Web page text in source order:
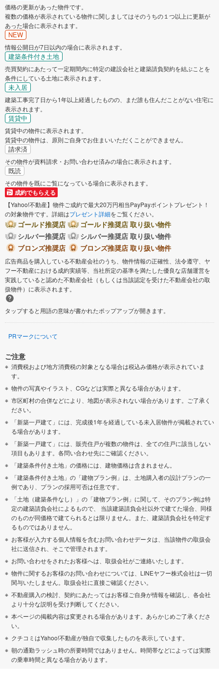
価格の更新があった物件です。
複数の価格が表示されている物件に関しましてはそのうちの１つ以上に更新が
あった場合に表示されます。
NEW
情報公開日が7日以内の場合に表示されます。
建築条件付き土地
売買契約にあたって一定期間内に特定の建設会社と建築請負契約を結ぶことを
条件にしている土地に表示されます。
未入居
建築工事完了日から1年以上経過したものの、まだ誰も住んだことがない住宅に
表示されます。
賃貸中
賃貸中の物件に表示されます。
賃貸中の物件は、原則ご自身でお住まいいただくことができません。
請求済
その物件が資料請求・お問い合わせ済みの場合に表示されます。
既読
その物件を既にご覧になっている場合に表示されます。
成約でもらえる
【Yahoo!不動産】物件ご成約で最大20万円相当PayPayポイントプレゼント！
の対象物件です。詳細はプレゼント詳細をご覧ください。
ゴールド推奨店
ゴールド推奨店 取り扱い物件
シルバー推奨店
シルバー推奨店 取り扱い物件
ブロンズ推奨店
ブロンズ推奨店 取り扱い物件
広告商品を購入している不動産会社のうち、物件情報の正確性、法令遵守、ヤ
フー不動産における成約実績等、当社所定の基準を満たした優良な店舗運営を
実践していると認めた不動産会社（もしくは当該認定を受けた不動産会社の取
扱物件）に表示されます。
タップすると用語の意味が書かれたポップアップが開きます。
PRマークについて
ご注意
消費税および地方消費税の対象となる場合は税込み価格が表示されていま
す。
物件の写真やイラスト、CGなどは実際と異なる場合があります。
市区町村の合併などにより、地図が表示されない場合があります。ご了承く
ださい。
「新築一戸建て」には、完成後1年を経過している未入居物件が掲載されてい
る場合があります。
「新築一戸建て」には、販売住戸が複数の物件は、全ての住戸に該当しない
項目もあります。各問い合わせ先にご確認ください。
「建築条件付き土地」の価格には、建物価格は含まれません。
「建築条件付き土地」の「建物プラン例」は、土地購入者の設計プランの一
例であり、プランの採用可否は任意です。
「土地（建築条件なし）」の「建物プラン例」に関して、そのプラン例は特
定の建築請負会社によるもので、 当該建築請負会社以外で建てた場合、同様
のものが同価格で建てられるとは限りません。また、建築請負会社を特定す
るものではありません。
お客様が入力する個人情報を含むお問い合わせデータは、当該物件の取扱会
社に送信され、そこで管理されます。
お問い合わせをされたお客様へは、取扱会社がご連絡いたします。
物件に関するお客様のお問い合わせについては、LINEヤフー株式会社は一切
関与いたしません。取扱会社に直接ご確認ください。
不動産購入の検討、契約にあたってはお客様ご自身が情報を確認し、各会社
より十分な説明を受け判断してください。
本ページの掲載内容は変更される場合があります。あらかじめご了承くださ
い。
クチコミはYahoo!不動産が独自で収集したものを表示しています。
朝の通勤ラッシュ時の所要時間ではありません。時間帯などによっては実際
の乗車時間と異なる場合があります。